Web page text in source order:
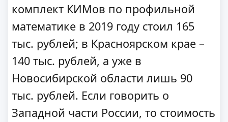
комплект КИМов по профильной
математике в 2019 году стоил 165
тыс. рублей; в Красноярском крае –
140 тыс. рублей, а уже в
Новосибирской области лишь 90
тыс. рублей. Если говорить о
Западной части России, то стоимость